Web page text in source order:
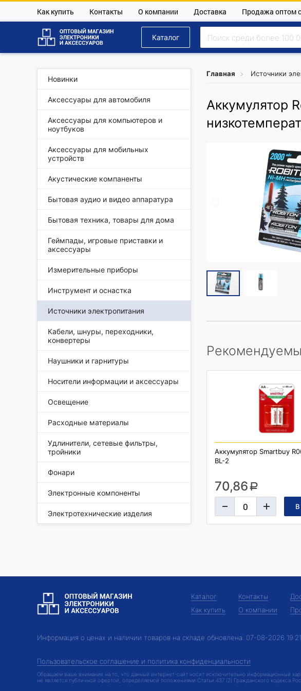
Как купить Контакты О компании Доставка Продажа оптом
Каталог
Новинки
Аксессуары для автомобиля
Аксессуары для компьютеров и
ноутбуков
Аксессуары для мобильных
устройств
Акустические компаненты
Бытовая аудио и видео аппаратура
Бытовая техника, товары для дома
Геймпады, игровые приставки и
аксессуары
Измерительные приборы
Инструмент и оснастка
Источники электропитания
Кабели, шнуры, переходники,
конвертеры
Наушники и гарнитуры
Носители информации и аксессуары
Освещение
Расходные материалы
Удлинители, сетевые фильтры,
тройники
Фонари
Электронные компоненты
Электротехнические изделия
Главная Источники
Аккумулятор
Аккумулятор Smartbuy
BL-2
70,86 a
Каталог
Как купить
Контакты
О компании
Информация о ценах и наличии товаров на складе обновлена: 07-08-2026
Пользовательское соглашение и политика конфиденциальности
Обращаем ваше внимание на то, что данный интернет-сайт носит исключительно информационный
не является публичной офертой, определяемой положениями Статьи 437 (2) Гражданского кодекса